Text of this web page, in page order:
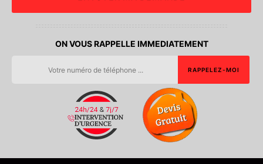
ON VOUS RAPPELLE IMMEDIATEMENT